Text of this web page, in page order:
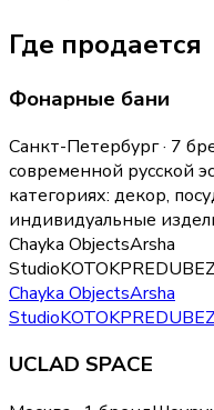
Где продается
Фонарные бани
Санкт-Петербург · 7
современной русской
категориях: декор,
индивидуальные
Chayka ObjectsArsha
StudioKOTOK
Chayka ObjectsArsha
StudioKOTOK
UCLAD SPACE